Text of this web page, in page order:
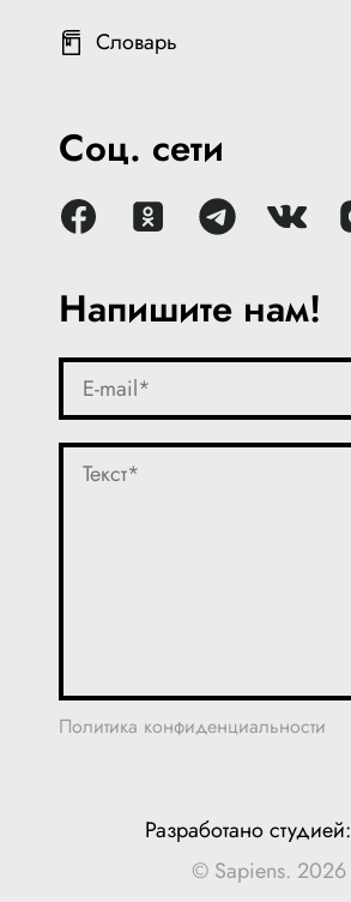
Напишите нам!
Политика конфиденциальности
Словарь
Соц. сети
Разработано студией:
© Sapiens. 2026